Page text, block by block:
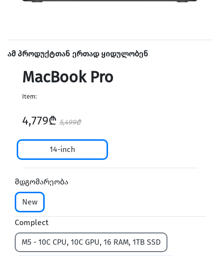
ამ პროდუქტთან ერთად ყიდულობენ
MacBook Pro
Item:
4,779₾ 5,499₾
14-inch
მდგომარეობა
New
Complect
M5 - 10C CPU, 10C GPU, 16 RAM, 1TB SSD